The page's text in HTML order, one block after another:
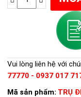
Vui lòng liên hệ với
77770 - 0937 017
Mã sản phẩm: TRỤ